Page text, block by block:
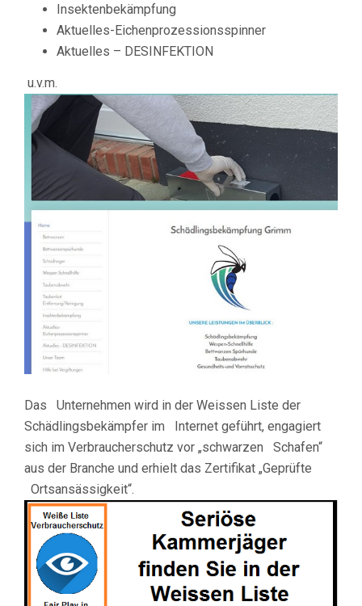
Insektenbekämpfung
Aktuelles-Eichenprozessionsspinner
Aktuelles – DESINFEKTION
u.v.m.
Das Unternehmen wird in der Weissen Liste der
Schädlingsbekämpfer im Internet geführt, engagiert
sich im Verbraucherschutz vor „schwarzen Schafen“
aus der Branche und erhielt das Zertifikat „Geprüfte
Ortsansässigkeit“.